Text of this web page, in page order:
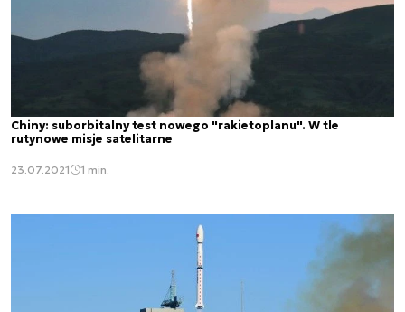
Chiny: suborbitalny test nowego "rakietoplanu". W tle
rutynowe misje satelitarne
23.07.2021 1 min.